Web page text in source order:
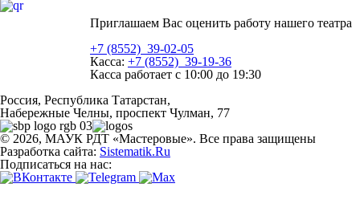
Приглашаем Вас оценить работу нашего театра
+7 (8552) 39-02-05
Касса: +7 (8552) 39-19-36
Касса работает с 10:00 до 19:30
Россия, Республика Татарстан,
Набережные Челны, проспект Чулман, 77
© 2026, МАУК РДТ «Мастеровые». Все права защищены
Разработка сайта: Sistematik.Ru
Подписаться на нас: